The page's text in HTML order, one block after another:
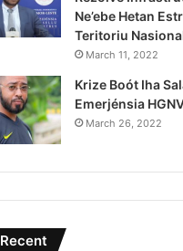
Ne’ebe Hetan
Teritoriu
March 11, 2022
Krize Boót Iha
Emerjénsia
March 26, 2022
Recent